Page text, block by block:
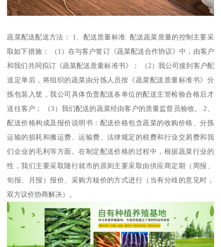
蔬菜配送配送方法： 1、配送质量标准: 配送蔬菜质量的控制主要采
取如下措施： （1）在与客户签订《蔬菜配送合作协议》中，由客户
和我们共同拟订《蔬菜配送质量标准书》； （2）我公司接到客户配
送定单后，将组织的蔬菜由分拣人员按《蔬菜配送质量标准书》分
拣包装入筐，我公司具体负责配送各单位的配送主管检验合格后才
送往客户； （3）我们配送的蔬菜经由客户的质量监督员验收。 2、
配送价格构成及报价说明书：配送价格包含蔬菜的收购价格、分拣
运输的损耗和搬运费、运输费、法律规定的税费和行业交易费和我
们企业的毛利等方面。在制定配送价格的过程中，根据蔬菜行业的
性，我们主要采取随行就市的原则主要采取由供应商定期（周报、
旬报、月报）报价、采购方核价的方式进行（当有分歧的意见时，
双方议价协商解决）。